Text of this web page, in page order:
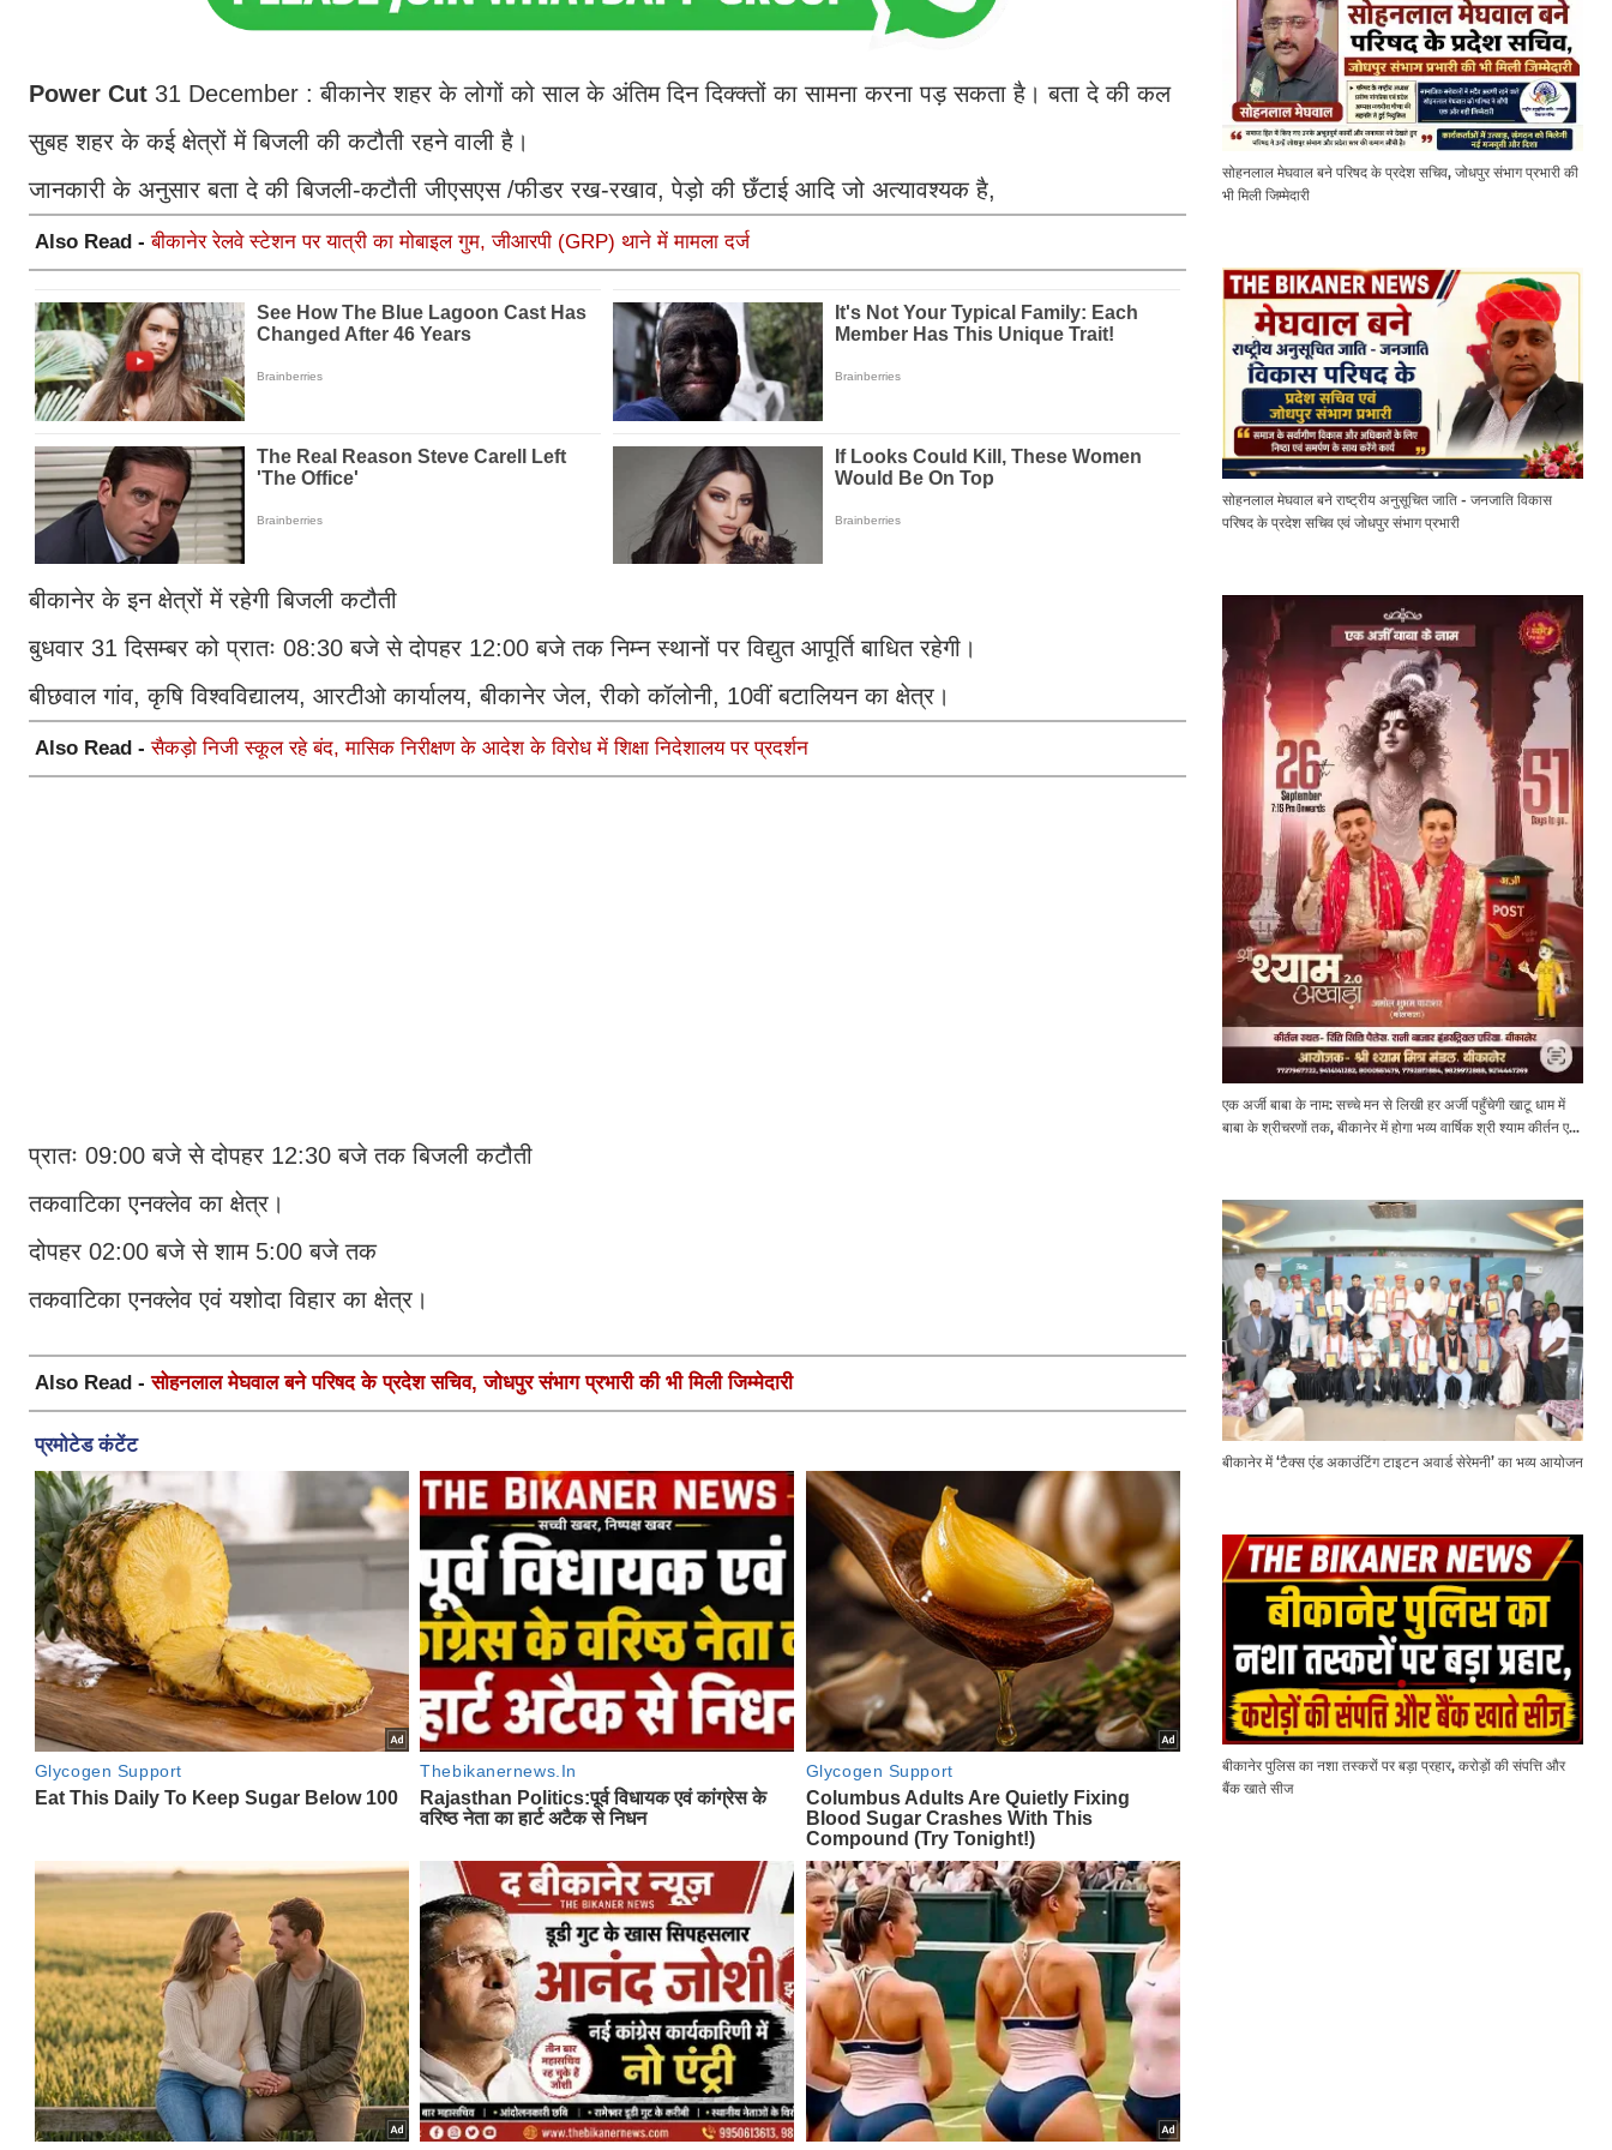
Power Cut 31 December : बीकानेर शहर के लोगों को साल के अंतिम दिन दिक्क्तों का सामना करना पड़ सकता है। बता दे की कल
सुबह शहर के कई क्षेत्रों में बिजली की कटौती रहने वाली है।
जानकारी के अनुसार बता दे की बिजली-कटौती जीएसएस /फीडर रख-रखाव, पेड़ो की छँटाई आदि जो अत्यावश्यक है,
Also Read -बीकानेर रेलवे स्टेशन पर यात्री का मोबाइल गुम, जीआरपी (GRP) थाने में मामला दर्ज
बीकानेर के इन क्षेत्रों में रहेगी बिजली कटौती
बुधवार 31 दिसम्बर को प्रातः 08:30 बजे से दोपहर 12:00 बजे तक निम्न स्थानों पर विद्युत आपूर्ति बाधित रहेगी।
बीछवाल गांव, कृषि विश्वविद्यालय, आरटीओ कार्यालय, बीकानेर जेल, रीको कॉलोनी, 10वीं बटालियन का क्षेत्र।
Also Read -सैकड़ो निजी स्कूल रहे बंद, मासिक निरीक्षण के आदेश के विरोध में शिक्षा निदेशालय पर प्रदर्शन
प्रातः 09:00 बजे से दोपहर 12:30 बजे तक बिजली कटौती
तकवाटिका एनक्लेव का क्षेत्र।
दोपहर 02:00 बजे से शाम 5:00 बजे तक
तकवाटिका एनक्लेव एवं यशोदा विहार का क्षेत्र।
Also Read -सोहनलाल मेघवाल बने परिषद के प्रदेश सचिव, जोधपुर संभाग प्रभारी की भी मिली जिम्मेदारी
सोहनलाल मेघवाल बने परिषद के प्रदेश सचिव, जोधपुर संभाग प्रभारी की
भी मिली जिम्मेदारी
सोहनलाल मेघवाल बने राष्ट्रीय अनुसूचित जाति - जनजाति विकास
परिषद के प्रदेश सचिव एवं जोधपुर संभाग प्रभारी
एक अर्जी बाबा के नाम: सच्चे मन से लिखी हर अर्जी पहुँचेगी खाटू धाम में
बाबा के श्रीचरणों तक, बीकानेर में होगा भव्य वार्षिक श्री श्याम कीर्तन एवं
बीकानेर में ‘टैक्स एंड अकाउंटिंग टाइटन अवार्ड सेरेमनी’ का भव्य आयोजन
बीकानेर पुलिस का नशा तस्करों पर बड़ा प्रहार, करोड़ों की संपत्ति और
बैंक खाते सीज